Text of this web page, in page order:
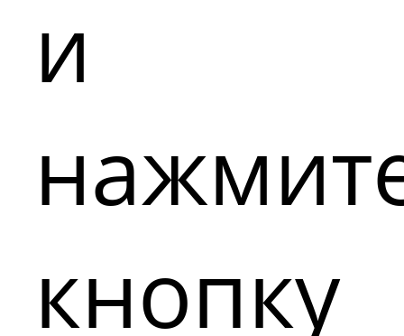
и
кнопку